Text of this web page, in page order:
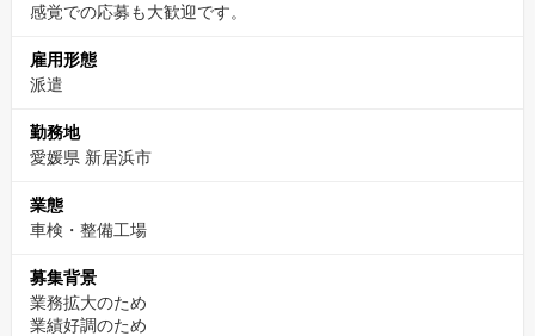
感覚での応募も大歓迎です。
雇用形態
派遣
勤務地
愛媛県 新居浜市
業態
車検・整備工場
募集背景
業務拡大のため
業績好調のため